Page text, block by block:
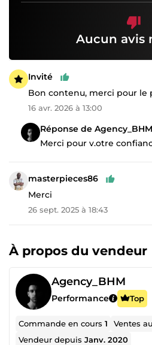
Aucun avis
Invité
Bon contenu, merci pour le
16 avr. 2026 à 13:00
Réponse de Agency_BHM
Merci pour v.otre
masterpieces86
Merci
26 sept. 2025 à 18:43
À propos du vendeur
Agency_BHM
Performance Top
Commande en cours1 Ventes
Vendeur depuisJanv. 2020